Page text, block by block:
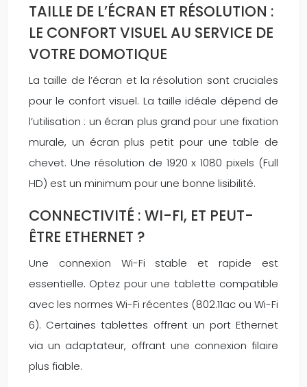
TAILLE DE L’ÉCRAN ET RÉSOLUTION :
LE CONFORT VISUEL AU SERVICE DE
VOTRE DOMOTIQUE
La taille de l’écran et la résolution sont cruciales
pour le confort visuel. La taille idéale dépend de
l’utilisation : un écran plus grand pour une fixation
murale, un écran plus petit pour une table de
chevet. Une résolution de 1920 x 1080 pixels (Full
HD) est un minimum pour une bonne lisibilité.
CONNECTIVITÉ : WI-FI, ET PEUT-
ÊTRE ETHERNET ?
Une connexion Wi-Fi stable et rapide est
essentielle. Optez pour une tablette compatible
avec les normes Wi-Fi récentes (802.11ac ou Wi-Fi
6). Certaines tablettes offrent un port Ethernet
via un adaptateur, offrant une connexion filaire
plus fiable.